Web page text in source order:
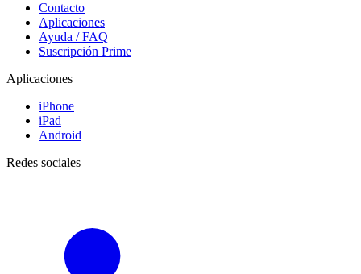
Contacto
Aplicaciones
Ayuda / FAQ
Suscripción Prime
Aplicaciones
iPhone
iPad
Android
Redes sociales